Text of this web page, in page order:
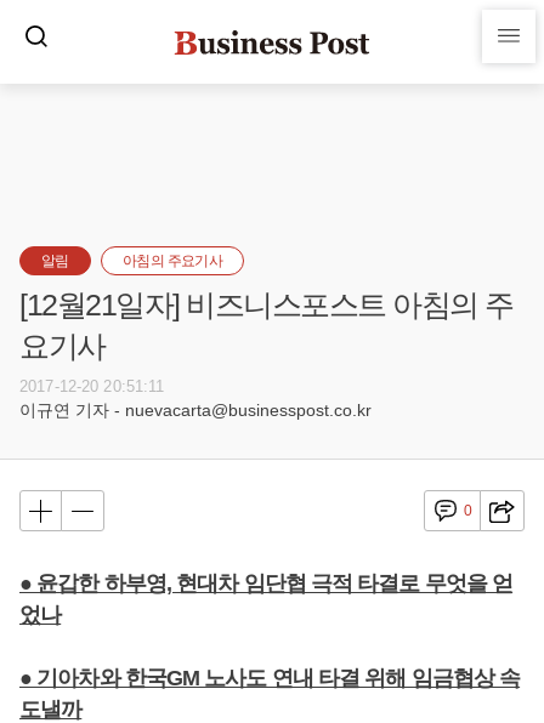
알림 아침의 주요기사
[12월21일자] 비즈니스포스트 아침의 주
요기사
2017-12-20 20:51:11
이규연 기자 - nuevacarta@businesspost.co.kr
0
● 윤갑한 하부영, 현대차 임단협 극적 타결로 무엇을 얻
었나
● 기아차와 한국GM 노사도 연내 타결 위해 임금협상 속
도낼까